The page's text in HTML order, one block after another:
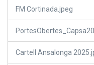
FM Cortinada.jpeg
Cartell Ansalonga